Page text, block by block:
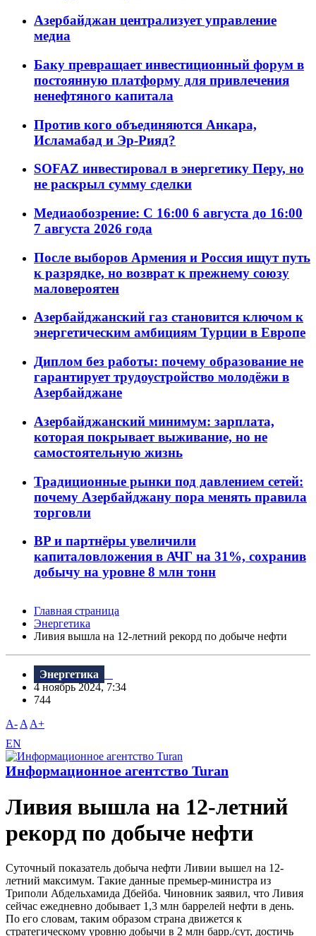
Азербайджан централизует управление
медиа
Баку превращает инвестиционный форум в
постоянную платформу для привлечения
ненефтяного капитала
Против кого объединяются Анкара,
Исламабад и Эр-Рияд?
SOFAZ инвестировал в энергетику Перу, но
не раскрыл сумму сделки
Медиаобозрение: С 16:00 6 августа до 16:00
7 августа 2026 года
После выборов Армения и Россия ищут путь
к разрядке, но возврат к прежнему союзу
маловероятен
Азербайджанский газ становится ключом к
энергетическим амбициям Турции в Европе
Диплом без работы: почему образование не
гарантирует трудоустройство молодёжи в
Азербайджане
Азербайджанский минимум: зарплата,
которая покрывает выживание, но не
самостоятельную жизнь
Традиционные рынки под давлением сетей:
почему Азербайджану пора менять правила
торговли
BP и партнёры увеличили
капиталовложения в АЧГ на 31%, сохранив
добычу на уровне 8 млн тонн
Главная страница
Энергетика
Ливия вышла на 12-летний рекорд по добыче нефти
Энергетика
4 ноябрь 2024, 7:34
744
A- A A+
EN
Информационное агентство Turan
Ливия вышла на 12-летний
рекорд по добыче нефти
Суточный показатель добыча нефти Ливии вышел на 12-
летний максимум. Такие данные премьер-министра из
Триполи Абдельхамида Дбейба. Чиновник заявил, что Ливия
сейчас ежедневно добывает 1,3 млн баррелей нефти в день.
По его словам, таким образом страна движется к
стратегическому уровню добычи в 2 млн барр./сут, достичь